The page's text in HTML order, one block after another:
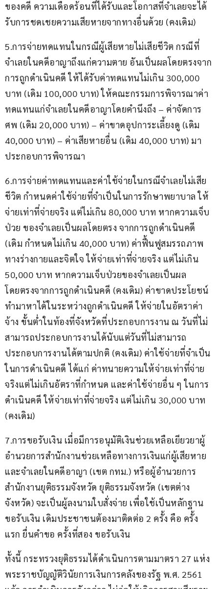
ของคดี ความเดือดร้อนที่ได้รับและโอกาสที่จำเลยจะได้
รับการชดเชยความเสียหายจากทางอื่นด้วย (คงเดิม)
5.การจ่ายทดแทนในกรณีผู้เสียหายไม่เสียชีวิต กรณีที่
จำเลยในคดีอาญาถึงแก่ความตาย อันเป็นผลโดยตรงจาก
การถูกดำเนินคดี ให้ได้รับค่าทดแทนไม่เกิน 300,000
บาท (เดิม 100,000 บาท) ให้คณะกรรมการพิจารณาค่า
ทดแทนแก่จำเลยในคดีอาญาโดยคำนึงถึง – ค่าจัดการ
ศพ (เดิม 20,000 บาท) – ค่าขาดอุปการะเลี้ยงดู (เดิม
40,000 บาท) – ค่าเสียหายอื่น (เดิม 40,000 บาท) มา
ประกอบการพิจารณา
6.การจ่ายค่าทดแทนและค่าใช้จ่ายในกรณีจำเลยไม่เสีย
ชีวิต กำหนดค่าใช้จ่ายที่จำเป็นในการรักษาพยาบาล ให้
จ่ายเท่าที่จ่ายจริง แต่ไม่เกิน 80,000 บาท หากความเจ็บ
ป่วย ของจำเลยเป็นผลโดยตรง จากการถูกดำเนินคดี
(เดิม กำหนดไม่เกิน 40,000 บาท) ค่าฟื้นฟูสมรรถภาพ
ทางร่างกายและจิตใจ ให้จ่ายเท่าที่จ่ายจริง แต่ไม่เกิน
50,000 บาท หากความเจ็บป่วยของจำเลยเป็นผล
โดยตรงจากการถูกดำเนินคดี (คงเดิม) ค่าขาดประโยชน์
ทำมาหาได้ในระหว่างถูกดำเนินคดี ให้จ่ายในอัตราค่า
จ้าง ขั้นต่ำในท้องที่จังหวัดที่ประกอบการงาน ณ วันที่ไม่
สามารถประกอบการงานได้นับแต่วันที่ไม่สามารถ
ประกอบการงานได้ตามปกติ (คงเดิม) ค่าใช้จ่ายที่จำเป็น
ในการดำเนินคดี ได้แก่ ค่าทนายความให้จ่ายเท่าที่จ่าย
จริงแต่ไม่เกินอัตราที่กำหนด และค่าใช้จ่ายอื่น ๆ ในการ
ดำเนินคดี ให้จ่ายเท่าที่จ่ายจริง แต่ไม่เกิน 30,000 บาท
(คงเดิม)
7.การขอรับเงิน เมื่อมีการอนุมัติเงินช่วยเหลือเยียวยาผู้
อำนวยการสำนักงานช่วยเหลือทางการเงินแก่ผู้เสียหาย
และจำเลยในคดีอาญา (เขต กทม.) หรือผู้อำนวยการ
สำนักงานยุติธรรมจังหวัด ยุติธรรมจังหวัด (เขตต่าง
จังหวัด) จะเป็นผู้ลงนามใบสั่งจ่าย เพื่อใช้เป็นหลักฐาน
ขอรับเงิน เดิมประชาชนต้องมาติดต่อ 2 ครั้ง คือ ครั้ง
แรก ยื่นคำขอ ครั้งที่สอง ขอรับเงิน
ทั้งนี้ กระทรวงยุติธรรมได้ดำเนินการตามมาตรา 27 แห่ง
พระราชบัญญัติวินัยการเงินการคลังของรัฐ พ.ศ. 2561